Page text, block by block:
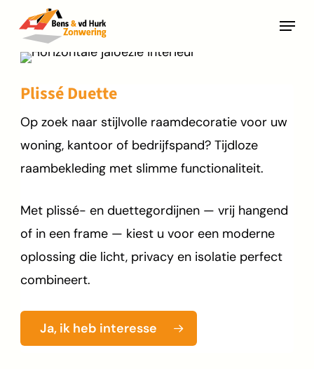
main
Menu
Plissé Duette
Op zoek naar stijlvolle raamdecoratie voor uw
woning, kantoor of bedrijfspand? Tijdloze
raambekleding met slimme functionaliteit.
Met plissé- en duettegordijnen — vrij hangend
of in een frame — kiest u voor een moderne
oplossing die licht, privacy en isolatie perfect
combineert.
Ja, ik heb interesse